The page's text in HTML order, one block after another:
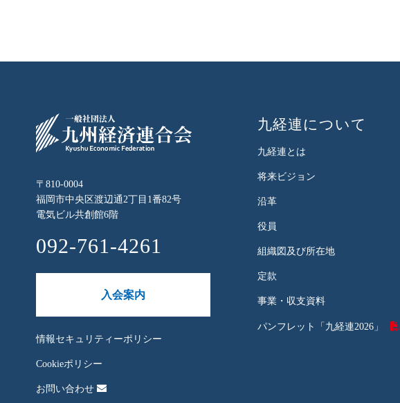
〒810-0004
福岡市中央区渡辺通2丁目1番82号
電気ビル共創館6階
092-761-4261
入会案内
情報セキュリティーポリシー
Cookieポリシー
お問い合わせ
九経連について
九経連とは
将来ビジョン
沿革
役員
組織図及び所在地
定款
事業・収支資料
パンフレット「九経連2026」